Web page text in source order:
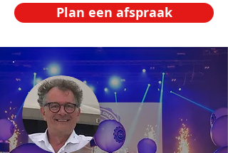
Plan een afspraak